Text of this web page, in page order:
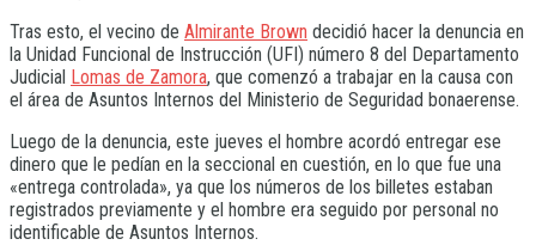
Tras esto, el vecino de Almirante Brown decidió hacer la denuncia en
la Unidad Funcional de Instrucción (UFI) número 8 del Departamento
Judicial Lomas de Zamora, que comenzó a trabajar en la causa con
el área de Asuntos Internos del Ministerio de Seguridad bonaerense.
Luego de la denuncia, este jueves el hombre acordó entregar ese
dinero que le pedían en la seccional en cuestión, en lo que fue una
«entrega controlada», ya que los números de los billetes estaban
registrados previamente y el hombre era seguido por personal no
identificable de Asuntos Internos.